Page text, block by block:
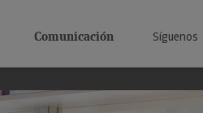
Comunicación Síguenos